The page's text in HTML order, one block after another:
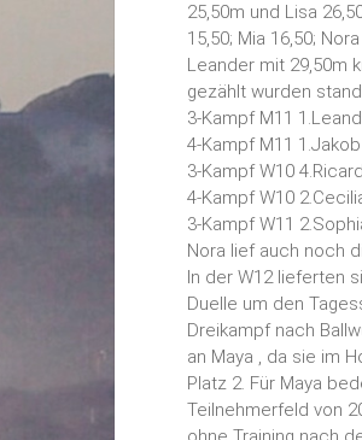
25,50m und Lisa
15,50; Mia 16,50;
Leander mit 29,50m
gezählt wurden
3-Kampf M11
4-Kampf M11
3-Kampf W10
4-Kampf W10
3-Kampf W11
Nora lief auch noch
In der W12 lieferten
Duelle um den
Dreikampf nach
an Maya , da sie im
Platz 2. Für Maya
Teilnehmerfeld von